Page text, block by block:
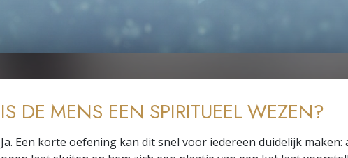
IS DE MENS EEN SPIRITUEEL WEZEN?
Ja. Een korte oefening kan dit snel voor iedereen duidelijk maken: